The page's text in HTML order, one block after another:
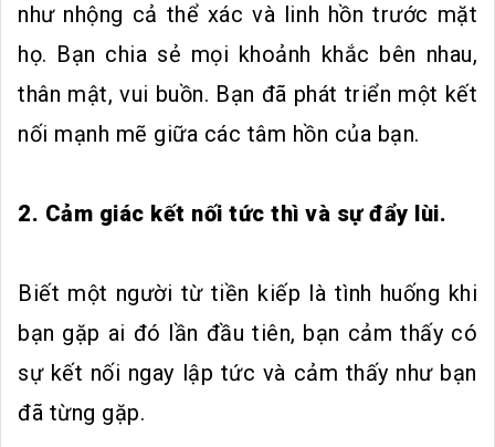
như nhộng cả thể xác và linh hồn trước mặt
họ. Bạn chia sẻ mọi khoảnh khắc bên nhau,
thân mật, vui buồn. Bạn đã phát triển một kết
nối mạnh mẽ giữa các tâm hồn của bạn.
2. Cảm giác kết nối tức thì và sự đẩy lùi.
Biết một người từ tiền kiếp là tình huống khi
bạn gặp ai đó lần đầu tiên, bạn cảm thấy có
sự kết nối ngay lập tức và cảm thấy như bạn
đã từng gặp.